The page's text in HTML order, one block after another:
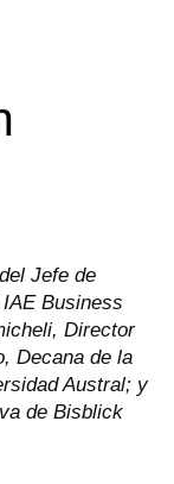
Jefe de
Business
Director
Decana de la
Austral; y
de Bisblick